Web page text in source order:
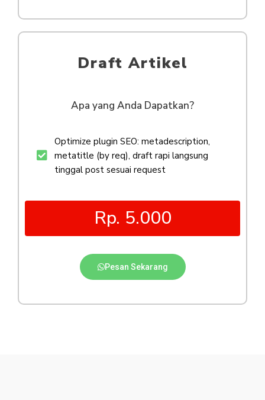
Draft Artikel
Apa yang Anda Dapatkan?
Optimize plugin SEO: metadescription,
metatitle (by req), draft rapi langsung
tinggal post sesuai request
Rp. 5.000
Pesan Sekarang